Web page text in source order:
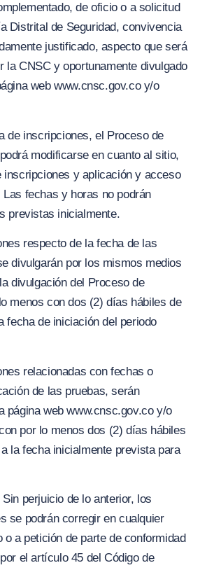
de oficio o a solicitud
Distrital de Seguridad, convivencia
justificado, aspecto que será
la CNSC y oportunamente divulgado
web www.cnsc.gov.co y/o
de inscripciones, el Proceso de
modificarse en cuanto al sitio,
inscripciones y aplicación y acceso
fechas y horas no podrán
previstas inicialmente.
respecto de la fecha de las
divulgarán por los mismos medios
divulgación del Proceso de
menos con dos (2) días hábiles de
fecha de iniciación del periodo
relacionadas con fechas o
de las pruebas, serán
página web www.cnsc.gov.co y/o
por lo menos dos (2) días hábiles
la fecha inicialmente prevista para
Sin perjuicio de lo anterior, los
se podrán corregir en cualquier
o a petición de parte de conformidad
el artículo 45 del Código de